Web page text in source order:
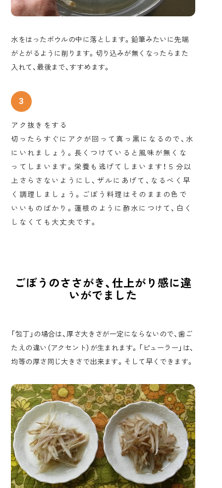
水をはったボウルの中に落とします。鉛筆みたいに先端
がとがるように削ります。切り込みが無くなったらまた
入れて、最後まで、すすめます。
アク抜きをする
切ったらすぐにアクが回って真っ黒になるので、水
にいれましょう。長くつけていると風味が無くな
ってしまいます。栄養も逃げてしまいます！５分以
上さらさないようにし、ザルにあげて、なるべく早
く調理しましょう。ごぼう料理はそのままの色で
いいものばかり。蓮根のように酢水につけて、白く
しなくても大丈夫です。
ごぼうのささがき、仕上がり感に違
いがでました
「包丁」の場合は、厚さ大きさが一定にならないので、歯ご
たえの違い（アクセント）が生まれます。「ピューラー」は、
均等の厚さ同じ大きさで出来ます。そして早くできます。